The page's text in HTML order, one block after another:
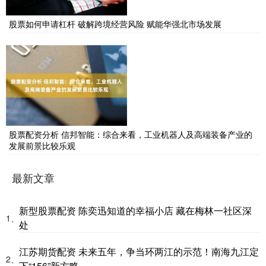
股票如何申请杠杆 破解跨境经营风险 赋能华强北市场发展
股票配资分析 信邦智能：综合来看，工业机器人及高端装备产业的
发展前景比较乐观
最新文章
1、
新型股票配资 陈奕迅知道的幸福小店 藏在梅林一社区深
处
2、
江苏期货配资 未来五年，争当环两江的示范！南海九江定